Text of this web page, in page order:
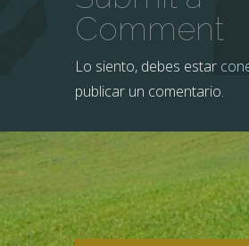
Comment
Lo siento, debes estar
publicar un comentario.